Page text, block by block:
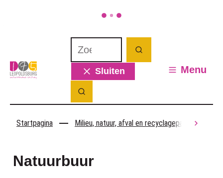
Leopoldsburg
Zoeken
Sluiten
Zoek tonen / verbergen
Menu
scroll
Startpagina Milieu, natuur, afval en recyclagepark
Natuurbuur